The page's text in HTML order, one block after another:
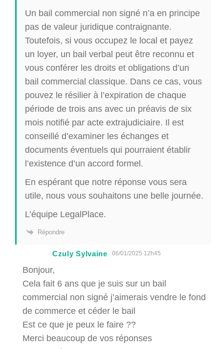
Un bail commercial non signé n’a en principe
pas de valeur juridique contraignante.
Toutefois, si vous occupez le local et payez
un loyer, un bail verbal peut être reconnu et
vous conférer les droits et obligations d’un
bail commercial classique. Dans ce cas, vous
pouvez le résilier à l’expiration de chaque
période de trois ans avec un préavis de six
mois notifié par acte extrajudiciaire. Il est
conseillé d’examiner les échanges et
documents éventuels qui pourraient établir
l’existence d’un accord formel.
En espérant que notre réponse vous sera
utile, nous vous souhaitons une belle journée.
L’équipe LegalPlace.
Répondre
Czuly Sylvaine 06/01/2025 12h45
Bonjour,
Cela fait 6 ans que je suis sur un bail
commercial non signé j’aimerais vendre le fond
de commerce et céder le bail
Est ce que je peux le faire ??
Merci beaucoup de vos réponses